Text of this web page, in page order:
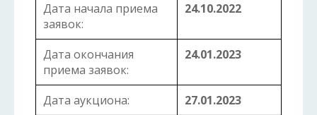
Дата начала приема
заявок:
24.10.2022
Дата окончания
приема заявок:
24.01.2023
Дата аукциона:
27.01.2023